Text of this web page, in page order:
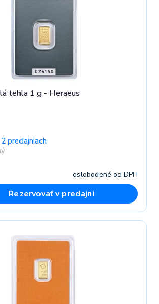
tehla 1 g - Heraeus
predajniach
oslobodené od DPH
Rezervovať v predajni